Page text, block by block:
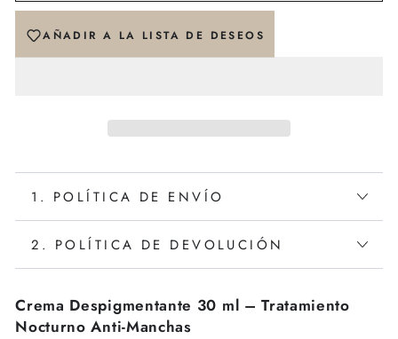
AÑADIR A LA LISTA DE DESEOS
1. POLÍTICA DE ENVÍO
2. POLÍTICA DE DEVOLUCIÓN
Crema Despigmentante 30 ml – Tratamiento
Nocturno Anti-Manchas